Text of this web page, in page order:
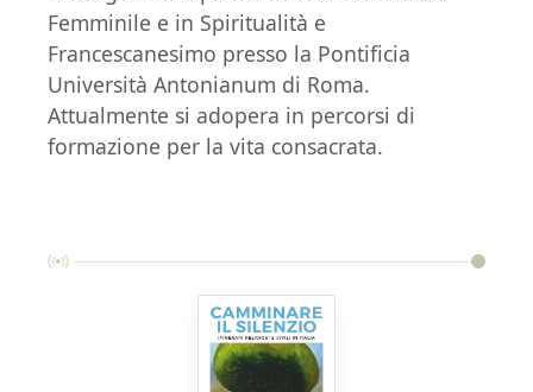
Femminile e in Spiritualità e
Francescanesimo presso la Pontificia
Università Antonianum di Roma.
Attualmente si adopera in percorsi di
formazione per la vita consacrata.